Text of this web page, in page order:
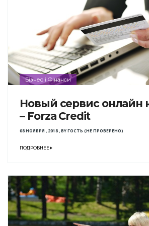
Бізнес і Фінанси
Новый сервис онлайн
– Forza Credit
08 НОЯБРЯ , 2018,BYГОСТЬ (НЕ ПРОВЕРЕНО)
ПОДРОБНЕЕ